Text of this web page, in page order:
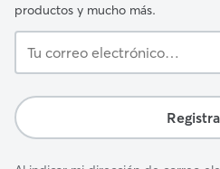
productos y mucho más.
correo